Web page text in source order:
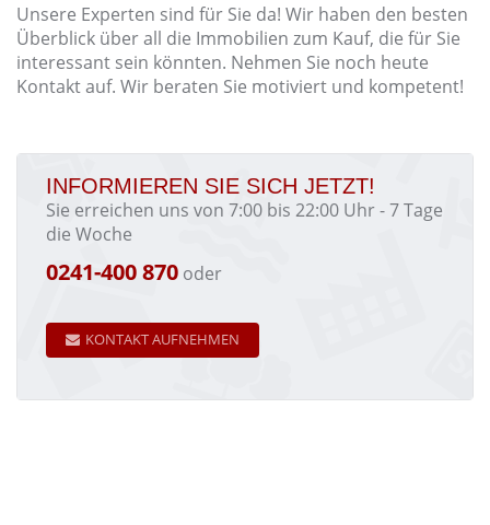
Unsere Experten sind für Sie da! Wir haben den besten
Überblick über all die Immobilien zum Kauf, die für Sie
interessant sein könnten. Nehmen Sie noch heute
Kontakt auf. Wir beraten Sie motiviert und kompetent!
INFORMIEREN SIE SICH JETZT!
Sie erreichen uns von 7:00 bis 22:00 Uhr - 7 Tage
die Woche
0241-400 870 oder
KONTAKT AUFNEHMEN